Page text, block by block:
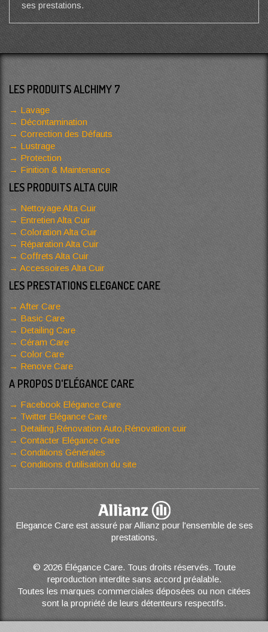
ses prestations.
LES PRODUITS ALCHIMY 7
Lavage
Décontamination
Correction des Défauts
Lustrage
Protection
Finition & Maintenance
LES PRODUITS ALTA CUIR
Nettoyage Alta Cuir
Entretien Alta Cuir
Coloration Alta Cuir
Réparation Alta Cuir
Coffrets Alta Cuir
Accessoires Alta Cuir
LES PRESTATIONS ELEGANCE CARE
After Care
Basic Care
Detailing Care
Céram Care
Color Care
Renove Care
A PROPOS D'ELÉGANCE CARE
Facebook Elégance Care
Twitter Elégance Care
Detailing,Rénovation Auto,Rénovation cuir
Contacter Elégance Care
Conditions Générales
Conditions d’utilisation du site
Elegance Care est assuré par Allianz pour l'ensemble de ses
prestations.
© 2026 Élégance Care. Tous droits réservés. Toute
reproduction interdite sans accord préalable.
Toutes les marques commerciales déposées ou non citées
sont la propriété de leurs détenteurs respectifs.